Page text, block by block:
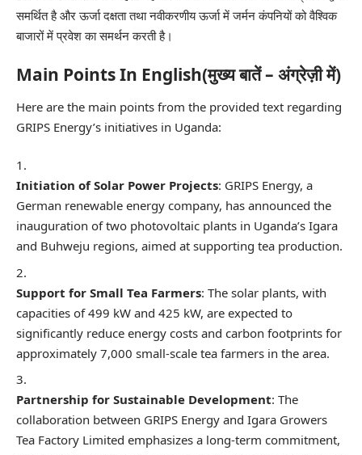
समर्थित है और ऊर्जा दक्षता तथा नवीकरणीय ऊर्जा में जर्मन कंपनियों को वैश्विक
बाजारों में प्रवेश का समर्थन करती है।
Main Points In English(मुख्य बातें – अंग्रेज़ी में)
Here are the main points from the provided text regarding
GRIPS Energy’s initiatives in Uganda:
Initiation of Solar Power Projects: GRIPS Energy, a
German renewable energy company, has announced the
inauguration of two photovoltaic plants in Uganda’s Igara
and Buhweju regions, aimed at supporting tea production.
Support for Small Tea Farmers: The solar plants, with
capacities of 499 kW and 425 kW, are expected to
significantly reduce energy costs and carbon footprints for
approximately 7,000 small-scale tea farmers in the area.
Partnership for Sustainable Development: The
collaboration between GRIPS Energy and Igara Growers
Tea Factory Limited emphasizes a long-term commitment,